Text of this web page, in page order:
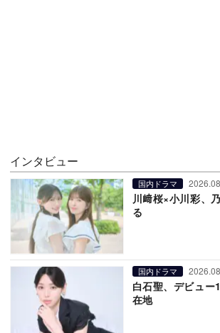
インタビュー
国内ドラマ
川﨑桜×小川彩、
る
国内ドラマ
白石聖、デビュ
在地